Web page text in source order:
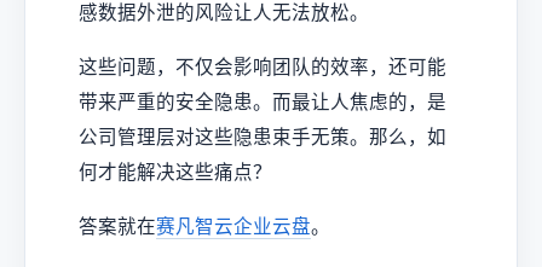
感数据外泄的风险让人无法放松。
这些问题，不仅会影响团队的效率，还可能
带来严重的安全隐患。而最让人焦虑的，是
公司管理层对这些隐患束手无策。那么，如
何才能解决这些痛点？
答案就在赛凡智云企业云盘。